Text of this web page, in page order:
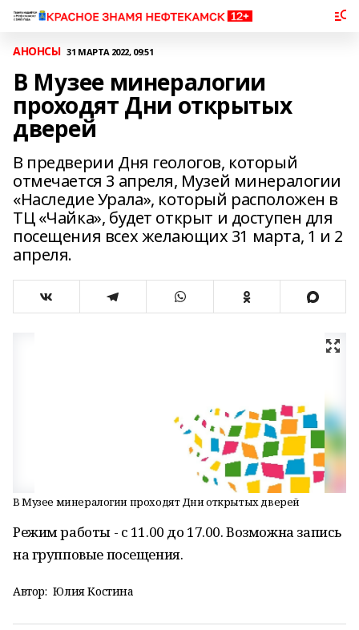
АНОНСЫ 31 МАРТА 2022, 09:51
В Музее минералогии
проходят Дни открытых
дверей
В предверии Дня геологов, который
отмечается 3 апреля, Музей минералогии
«Наследие Урала», который расположен в
ТЦ «Чайка», будет открыт и доступен для
посещения всех желающих 31 марта, 1 и 2
апреля.
В Музее минералогии проходят Дни открытых дверей
Режим работы - с 11.00 до 17.00. Возможна запись
на групповые посещения.
Автор: Юлия Костина